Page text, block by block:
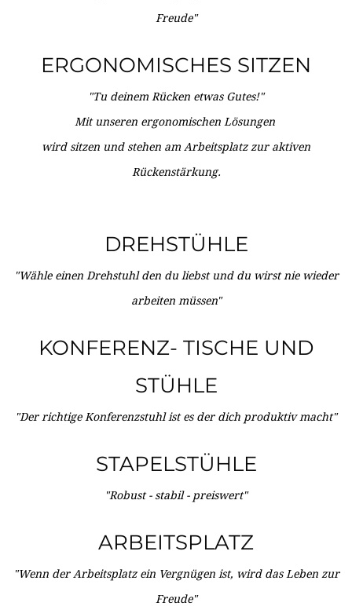
Freude"
ERGONOMISCHES SITZEN
"Tu deinem Rücken etwas Gutes!"
Mit unseren ergonomischen Lösungen
wird sitzen und stehen am Arbeitsplatz zur aktiven
Rückenstärkung.
DREHSTÜHLE
"Wähle einen Drehstuhl den du liebst und du wirst nie wieder
arbeiten müssen"
KONFERENZ- TISCHE UND
STÜHLE
"Der richtige Konferenzstuhl ist es der dich produktiv macht"
STAPELSTÜHLE
"Robust - stabil - preiswert"
ARBEITSPLATZ
"Wenn der Arbeitsplatz ein Vergnügen ist, wird das Leben zur
Freude"